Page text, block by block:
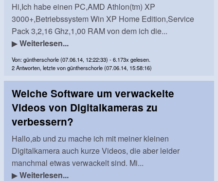
Hi,Ich habe einen PC,AMD Athlon(tm) XP
3000+,Betriebssystem Win XP Home Edition,Service
Pack 3,2,16 Ghz,1,00 RAM von dem ich die...
▶Weiterlesen...
Von: güntherschorle (07.06.14, 12:22:33) - 6.173x gelesen.
2 Antworten, letzte von güntherschorle (07.06.14, 15:58:16)
Welche Software um verwackelte
Videos von Digitalkameras zu
verbessern?
Hallo,ab und zu mache ich mit meiner kleinen
Digitalkamera auch kurze Videos, die aber leider
manchmal etwas verwackelt sind. Mi...
▶Weiterlesen...